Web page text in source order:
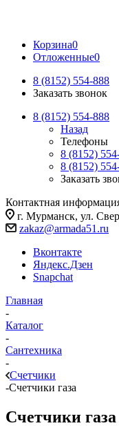
Корзина0
Отложенные0
8 (8152) 554-888
Заказать звонок
8 (8152) 554-888
Назад
Телефоны
8 (8152)
8 (8152)
Заказать
Контактная
г. Мурманск, ул.
zakaz@armada51.ru
Вконтакте
Яндекс.Дзен
Snapchat
Главная
-
Каталог
-
Сантехника
-
Счетчики
-Счетчики газа
Счетчики газа